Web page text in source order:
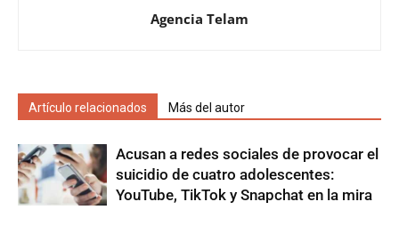
Agencia Telam
Artículo relacionados Más del autor
Acusan a redes sociales de provocar el
suicidio de cuatro adolescentes:
YouTube, TikTok y Snapchat en la mira